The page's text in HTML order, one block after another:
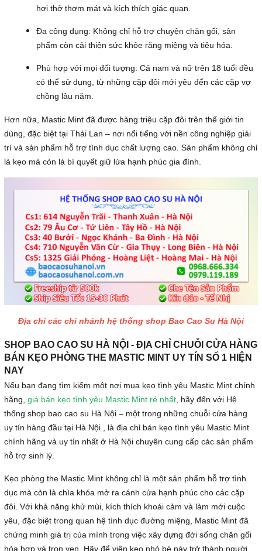
hơi thở thơm mát và kích thích giác quan.
Đa công dụng: Không chỉ hỗ trợ chuyện chăn gối, sản
phẩm còn cải thiện sức khỏe răng miệng và tiêu hóa.
Phù hợp với mọi đối tượng: Cả nam và nữ trên 18 tuổi đều
có thể sử dụng, từ những cặp đôi mới yêu đến các cặp vợ
chồng lâu năm.
Hơn nữa, Mastic Mint đã được hàng triệu cặp đôi trên thế giới tin
dùng, đặc biệt tại Thái Lan – nơi nổi tiếng với nền công nghiệp giải
trí và sản phẩm hỗ trợ tình dục chất lượng cao. Sản phẩm không chỉ
là kẹo mà còn là bí quyết giữ lửa hạnh phúc gia đình.
Địa chỉ các chi nhánh hệ thống shop Bao Cao Su Hà Nội
SHOP BAO CAO SU HÀ NỘI - ĐỊA CHỈ CHUỖI CỬA HÀNG
BÁN KẸO PHÒNG THE MASTIC MINT UY TÍN SỐ 1 HIỆN
NAY
Nếu bạn đang tìm kiếm một nơi mua kẹo tình yêu Mastic Mint chính
hãng, giá bán kẹo tình yêu Mastic Mint rẻ nhất, hãy đến với Hệ
thống shop bao cao su Hà Nội – một trong những chuỗi cửa hàng
uy tín hàng đầu tại Hà Nội , là địa chỉ bán kẹo tình yêu Mastic Mint
chính hãng và uy tín nhất ở Hà Nội chuyên cung cấp các sản phẩm
hỗ trợ sinh lý.
Kẹo phòng the Mastic Mint không chỉ là một sản phẩm hỗ trợ tình
dục mà còn là chìa khóa mở ra cánh cửa hạnh phúc cho các cặp
đôi. Với khả năng khử mùi, kích thích khoái cảm và làm mới cuộc
yêu, đặc biệt trong quan hệ tình dục đường miệng, Mastic Mint đã
chứng minh giá trị của mình trong việc xây dựng đời sống chăn gối
hòa hợp và trọn vẹn. Hãy để viên kẹo nhỏ bé này trở thành người